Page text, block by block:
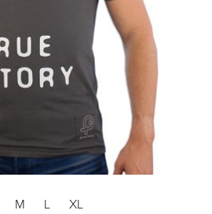
M L XL